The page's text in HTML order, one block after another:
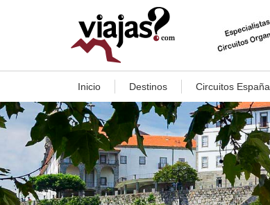
Inicio Destinos Circuitos España